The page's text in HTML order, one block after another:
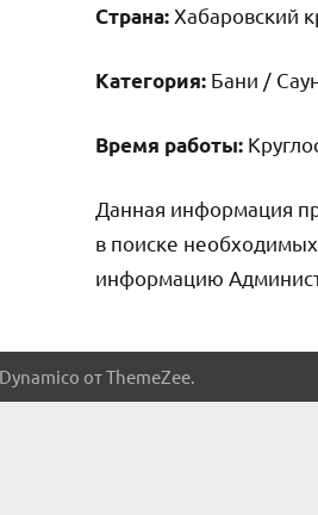
Страна:Хабаровский
Категория: Бани /
Время работы:
Данная информация
в поиске
информацию
от ThemeZee.